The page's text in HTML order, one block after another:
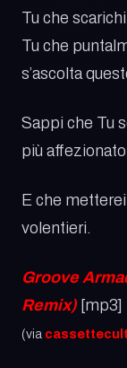
Tu che
Tu che
s’ascolta
Sappi che Tu
più
E che
volentieri.
Groove
Remix) [mp3]
(via